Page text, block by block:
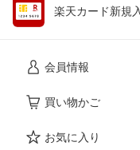
楽天カード新規
会員情報
買い物かご
お気に入り